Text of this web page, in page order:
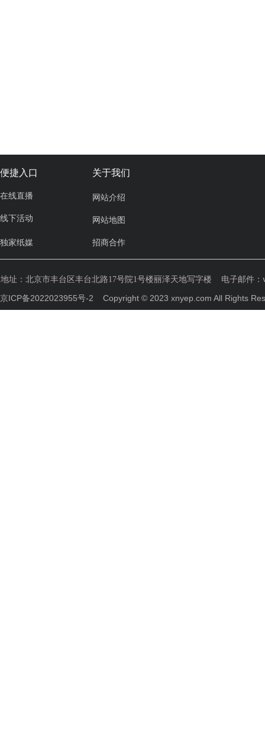
地址： 北京市丰台区丰台北路17号院1号楼丽泽天地写字楼 电子邮件：
京ICP备2022023955号-2 Copyright © 2023 xnyep.com All Rights
在线直播
线下活动
独家纸媒
关于我们
网站介绍
网站地图
招商合作
便捷入口